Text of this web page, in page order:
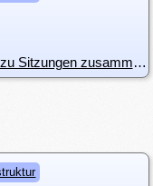
i7121: Der BV tritt zumindest monatlich zu Sitzungen zusammen.